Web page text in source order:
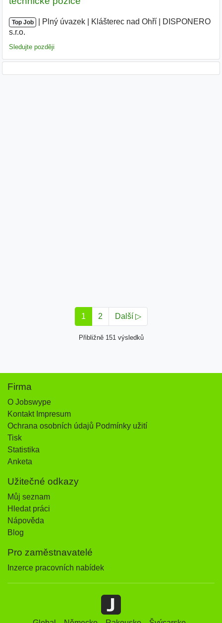
Top Job Plný úvazek Klášterec nad Ohří
DISPONERO
s.r.o.
Sledujte později
1 2 Další ▷
Přibližně 151 výsledků
Firma
O Jobswype
Kontakt Impresum
Ochrana osobních údajů Podmínky užití
Tisk
Statistika
Anketa
Užitečné odkazy
Můj seznam
Hledat práci
Nápověda
Blog
Pro zaměstnavatelé
Inzerce pracovních nabídek